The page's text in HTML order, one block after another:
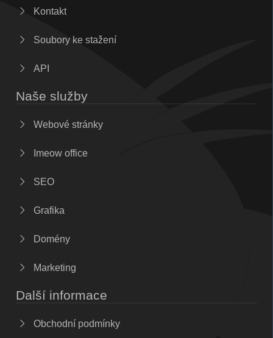
Kontakt
Soubory ke stažení
API
Naše služby
Webové stránky
Imeow office
SEO
Grafika
Domény
Marketing
Další informace
Obchodní podmínky